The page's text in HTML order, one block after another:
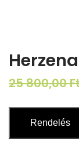
Herzena
25 800,00
Rendelés